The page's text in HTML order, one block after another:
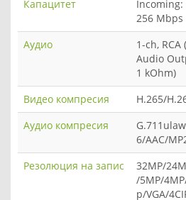
Капацитет
Incoming:
256 Mbps
Аудио
1-ch, RCA
Audio
1 kOhm)
Видео компресия
H.265/
Аудио компресия
6/AAC/
Резолюция на запис
32MP/
/5MP/
p/VGA/